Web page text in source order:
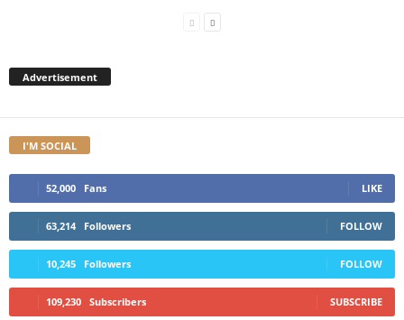
Advertisement
I'M SOCIAL
52,000 Fans LIKE
63,214 Followers FOLLOW
10,245 Followers FOLLOW
109,230 Subscribers SUBSCRIBE